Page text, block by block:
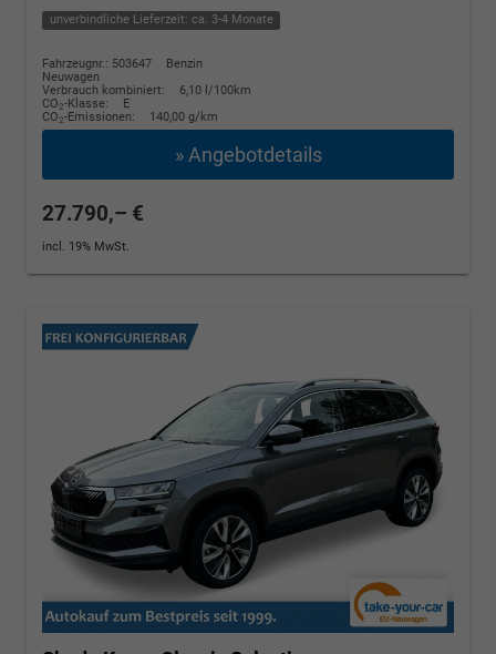
unverbindliche Lieferzeit: ca. 3-4 Monate
Fahrzeugnr.: 503647
Benzin
Neuwagen
Verbrauch kombiniert:
6,10 l/100km
CO2-Klasse:
E
CO2-Emissionen: 140,00 g/km
» Angebotdetails
27.790,– €
incl. 19% MwSt.